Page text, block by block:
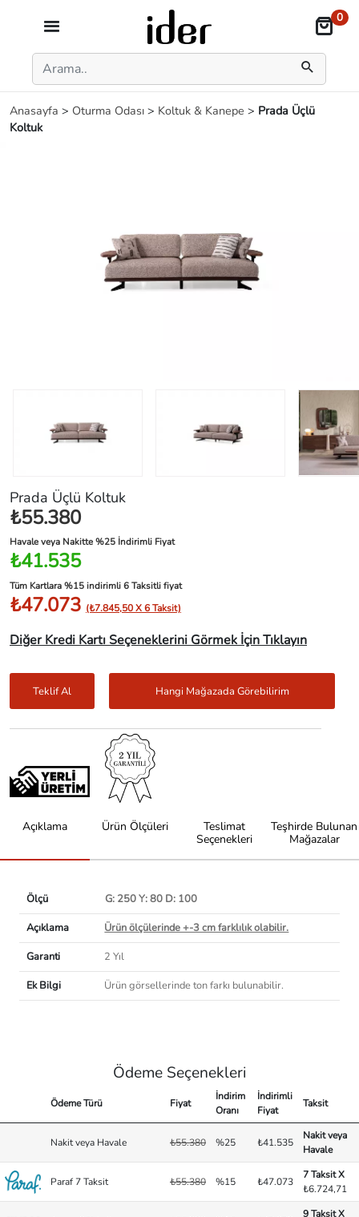
0
Anasayfa > Oturma Odası > Koltuk & Kanepe > Prada Üçlü
Koltuk
Prada Üçlü Koltuk
₺55.380
Havale veya Nakitte %25 İndirimli Fiyat
₺41.535
Tüm Kartlara %15 indirimli 6 Taksitli fiyat
₺47.073 (₺7.845,50 X 6 Taksit)
Diğer Kredi Kartı Seçeneklerini Görmek İçin Tıklayın
Teklif Al Hangi Mağazada Görebilirim
Açıklama Ürün Ölçüleri
Teslimat
Seçenekleri
Teşhirde Bulunan
Mağazalar
Ölçü
G: 250 Y: 80 D: 100
Açıklama
Ürün ölçülerinde +-3 cm farklılık olabilir.
Garanti
2 Yıl
Ek Bilgi
Ürün görsellerinde ton farkı bulunabilir.
Ödeme Seçenekleri
Ödeme Türü Fiyat
İndirim
Oranı
İndirimli
Fiyat
Taksit
Nakit veya Havale ₺55.380 %25 ₺41.535
Nakit veya
Havale
Paraf 7 Taksit ₺55.380 %15 ₺47.073
7 Taksit X
₺6.724,71
9 Taksit X